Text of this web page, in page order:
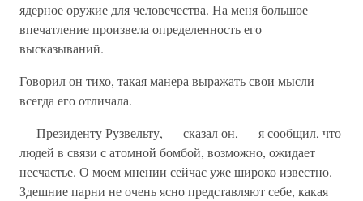
ядерное оружие для человечества. На меня большое
впечатление произвела определенность его
высказываний.
Говорил он тихо, такая манера выражать свои мысли
всегда его отличала.
— Президенту Рузвельту, — сказал он, — я сообщил, что
людей в связи с атомной бомбой, возможно, ожидает
несчастье. О моем мнении сейчас уже широко известно.
Здешние парни не очень ясно представляют себе, какая